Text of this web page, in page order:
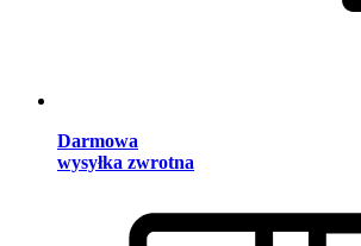
Darmowa
wysyłka zwrotna